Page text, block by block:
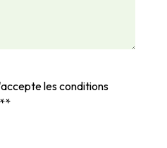
les conditions